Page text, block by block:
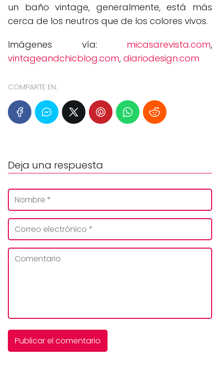
un baño vintage, generalmente, está más
cerca de los neutros que de los colores vivos.
Imágenes vía: micasarevista.com,
vintageandchicblog.com, diariodesign.com
COMPARTE EN:
Deja una respuesta